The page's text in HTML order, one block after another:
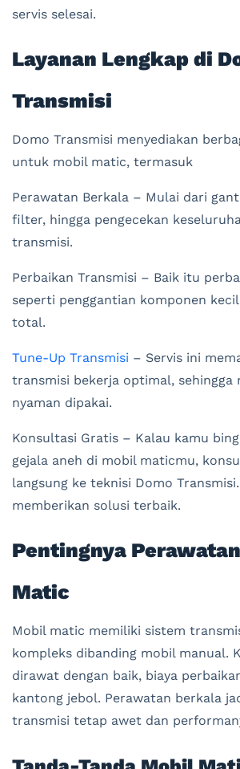
servis selesai.
Layanan Lengkap di
Transmisi
Domo Transmisi menyediakan
untuk mobil matic, termasuk
Perawatan Berkala – Mulai dari
filter, hingga pengecekan
transmisi.
Perbaikan Transmisi – Baik itu
seperti penggantian komponen
total.
Tune-Up Transmisi – Servis ini
transmisi bekerja optimal, sehingga
nyaman dipakai.
Konsultasi Gratis – Kalau kamu
gejala aneh di mobil maticmu,
langsung ke teknisi Domo
memberikan solusi terbaik.
Pentingnya
Matic
Mobil matic memiliki sistem
kompleks dibanding mobil manual.
dirawat dengan baik, biaya
kantong jebol. Perawatan berkala
transmisi tetap awet dan